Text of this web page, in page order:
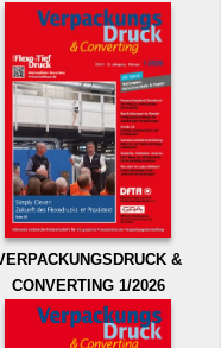
&
CONVERTING 1/2026